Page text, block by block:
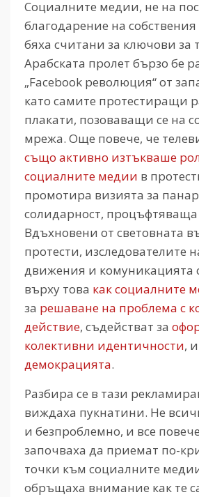
Социалните медии, не на
благодарение на
бяха считани за ключови за
Арабската пролет бързо бе
„Facebook революция“ от
като самите протестиращи
плакати, позоваващи се на
мрежа. Още повече, че
също активно изтъкваше
социалните медии в
промотира визията за
солидарност,
Вдъхновени от световната
протести, изследователите
движения и комуникацията
върху това как социалните
за решаване на проблема с
действие, съдействат за
колективни идентичности, и
демокрацията.
Разбира се в тази
виждаха пукнатини. Не
и безпроблемно, и все
започваха да приемат по-
точки към социалните
обръщаха внимание как те